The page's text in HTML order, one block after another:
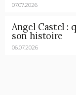
07.07.2026
Angel Castel :
son histoire
06.07.2026